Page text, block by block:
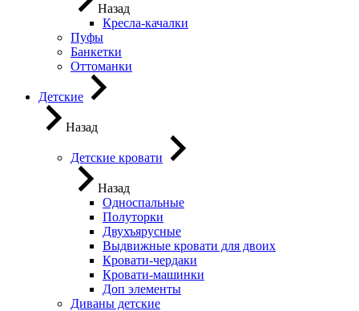
Назад
Кресла-качалки
Пуфы
Банкетки
Оттоманки
Детские
Назад
Детские кровати
Назад
Односпальные
Полуторки
Двухъярусные
Выдвижные кровати для двоих
Кровати-чердаки
Кровати-машинки
Доп элементы
Диваны детские